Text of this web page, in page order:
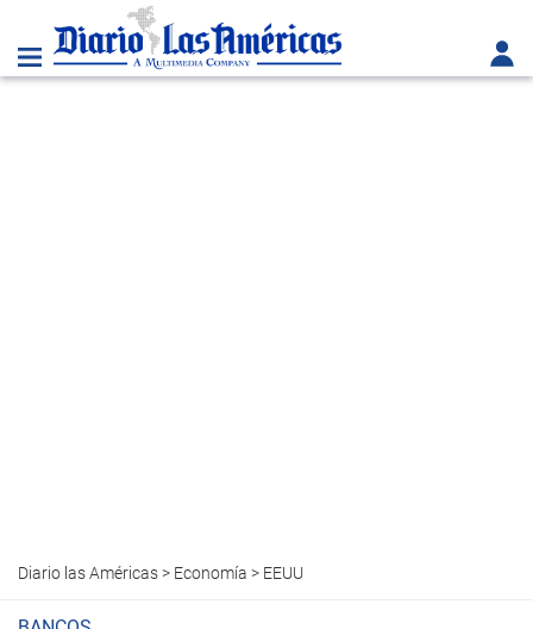
Diario las Américas> Economía > EEUU